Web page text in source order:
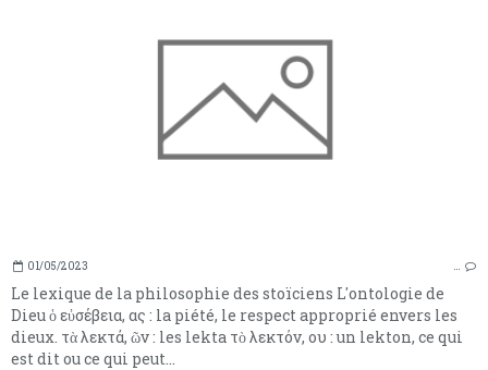
01/05/2023 …
Le lexique de la philosophie des stoïciens L'ontologie de
Dieu ὁ εὐσέβεια, ας : la piété, le respect approprié envers les
dieux. τὰ λεκτά, ῶν : les lekta τὸ λεκτόν, ου : un lekton, ce qui
est dit ou ce qui peut...